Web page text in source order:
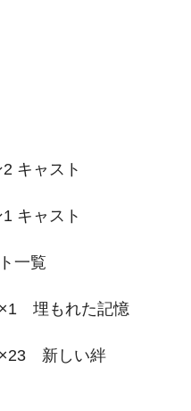
キャスト
キャスト
一覧
埋もれた記憶
新しい絆